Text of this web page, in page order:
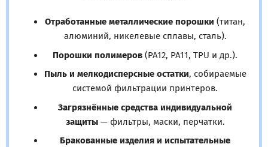
Отработанные металлические порошки (титан,
алюминий, никелевые сплавы, сталь).
Порошки полимеров (PA12, PA11, TPU и др.).
Пыль и мелкодисперсные остатки, собираемые
системой фильтрации принтеров.
Загрязнённые средства индивидуальной
защиты— фильтры, маски, перчатки.
Бракованные изделия и испытательные